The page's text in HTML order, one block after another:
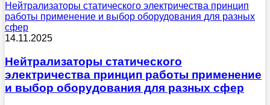
Нейтрализаторы статического электричества принцип
работы применение и выбор оборудования для разных
сфер
14.11.2025
Нейтрализаторы статического
электричества принцип работы применение
и выбор оборудования для разных сфер